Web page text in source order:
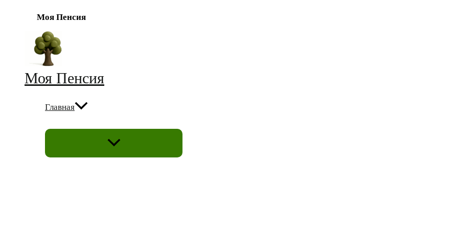
Моя Пенсия
содержимому
Моя Пенсия
Главная
ПЕРЕКЛЮЧАТЕЛЬ